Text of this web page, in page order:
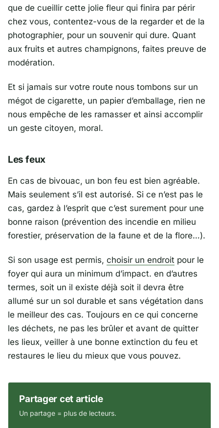
que de cueillir cette jolie fleur qui finira par périr
chez vous, contentez-vous de la regarder et de la
photographier, pour un souvenir qui dure. Quant
aux fruits et autres champignons, faites preuve de
modération.
Et si jamais sur votre route nous tombons sur un
mégot de cigarette, un papier d’emballage, rien ne
nous empêche de les ramasser et ainsi accomplir
un geste citoyen, moral.
Les feux
En cas de bivouac, un bon feu est bien agréable.
Mais seulement s’il est autorisé. Si ce n’est pas le
cas, gardez à l’esprit que c’est surement pour une
bonne raison (prévention des incendie en milieu
forestier, préservation de la faune et de la flore…).
Si son usage est permis, choisir un endroit pour le
foyer qui aura un minimum d’impact. en d’autres
termes, soit un il existe déjà soit il devra être
allumé sur un sol durable et sans végétation dans
le meilleur des cas. Toujours en ce qui concerne
les déchets, ne pas les brûler et avant de quitter
les lieux, veiller à une bonne extinction du feu et
restaures le lieu du mieux que vous pouvez.
Partager cet article
Un partage = plus de lecteurs.